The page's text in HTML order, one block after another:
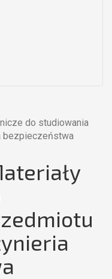
do studiowania
bezpieczeństwa